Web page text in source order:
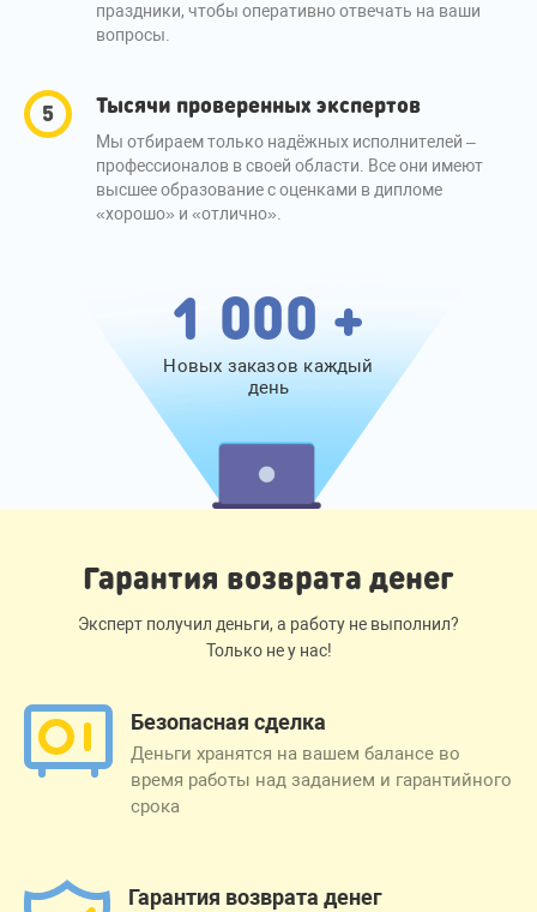
праздники, чтобы оперативно отвечать на ваши
вопросы.
Тысячи проверенных экспертов
Мы отбираем только надёжных исполнителей –
профессионалов в своей области. Все они имеют
высшее образование с оценками в дипломе
«хорошо» и «отлично».
1 000 +
Новых заказов каждый
день
Гарантия возврата денег
Эксперт получил деньги, а работу не выполнил?
Только не у нас!
Безопасная сделка
Деньги хранятся на вашем балансе во
время работы над заданием и гарантийного
срока
Гарантия возврата денег